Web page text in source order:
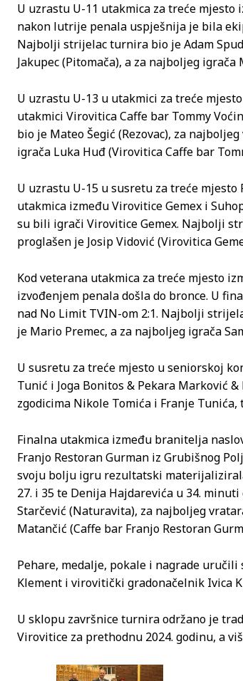
U uzrastu U-11 utakmica za treće mjesto
nakon lutrije penala uspješnija je bila
Najbolji strijelac turnira bio je Adam
Jakupec (Pitomača), a za najboljeg
U uzrastu U-13 u utakmici za treće
utakmici Virovitica Caffe bar Tommy
bio je Mateo Šegić (Rezovac), za
igrača Luka Huđ (Virovitica Caffe bar
U uzrastu U-15 u susretu za treće
utakmica između Virovitice Gemex i
su bili igrači Virovitice Gemex. Najbolji
proglašen je Josip Vidović (Virovitica
Kod veterana utakmica za treće mjesto
izvođenjem penala došla do bronce. U
nad No Limit TVIN-om 2:1. Najbolji
je Mario Premec, a za najboljeg igrača
U susretu za treće mjesto u seniorskoj
Tunić i Joga Bonitos & Pekara Marković
zgodicima Nikole Tomića i Franje
Finalna utakmica između branitelja
Franjo Restoran Gurman iz Grubišnog
svoju bolju igru rezultatski
27. i 35 te Denija Hajdarevića u 34.
Starčević (Naturavita), za najboljeg
Matančić (Caffe bar Franjo Restoran
Pehare, medalje, pokale i nagrade
Klement i virovitički gradonačelnik Ivica
U sklopu završnice turnira održano je
Virovitice za prethodnu 2024. godinu, a